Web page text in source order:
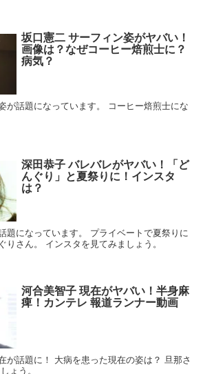
坂口憲二 サーフィン姿がヤバい！
画像は？なぜコーヒー焙煎士に？
病気？
が話題になっています。 コーヒー焙煎士にな
深田恭子 バレバレがヤバい！「ど
んぐり」と夏祭りに！インスタ
は？
題になっています。 プライベートで夏祭りに
りさん。 インスタを見てみましょう。
河合美智子 現在がヤバい！半身麻
痺！カンテレ 報道ランナー動画
が話題に！ 大病を患った現在の姿は？ 旦那さ
ょう。